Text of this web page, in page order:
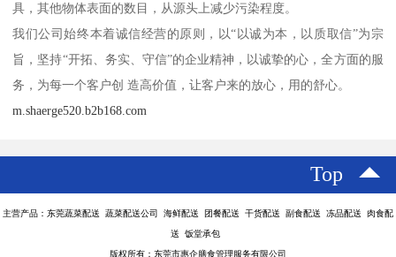
具，其他物体表面的数目，从源头上减少污染程度。
我们公司始终本着诚信经营的原则，以“以诚为本，以质取信”为宗
旨，坚持“开拓、务实、守信”的企业精神，以诚挚的心，全方面的服
务，为每一个客户创 造高价值，让客户来的放心，用的舒心。
m.shaerge520.b2b168.com
Top
主营产品：东莞蔬菜配送 蔬菜配送公司 海鲜配送 团餐配送 干货配送 副食配送 冻品配送 肉食配
送 饭堂承包
版权所有：东莞市惠企膳食管理服务有限公司